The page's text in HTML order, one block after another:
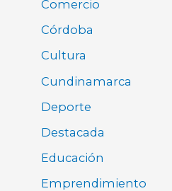
Comercio
Córdoba
Cultura
Cundinamarca
Deporte
Destacada
Educación
Emprendimiento